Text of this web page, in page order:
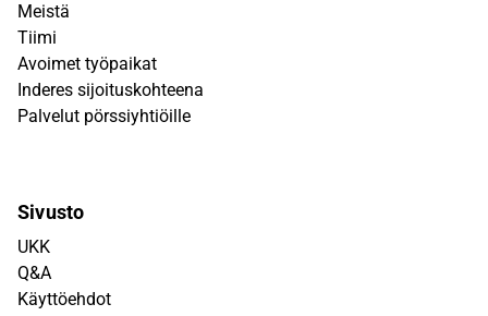
Meistä
Tiimi
Avoimet työpaikat
Inderes sijoituskohteena
Palvelut pörssiyhtiöille
Sivusto
UKK
Q&A
Käyttöehdot